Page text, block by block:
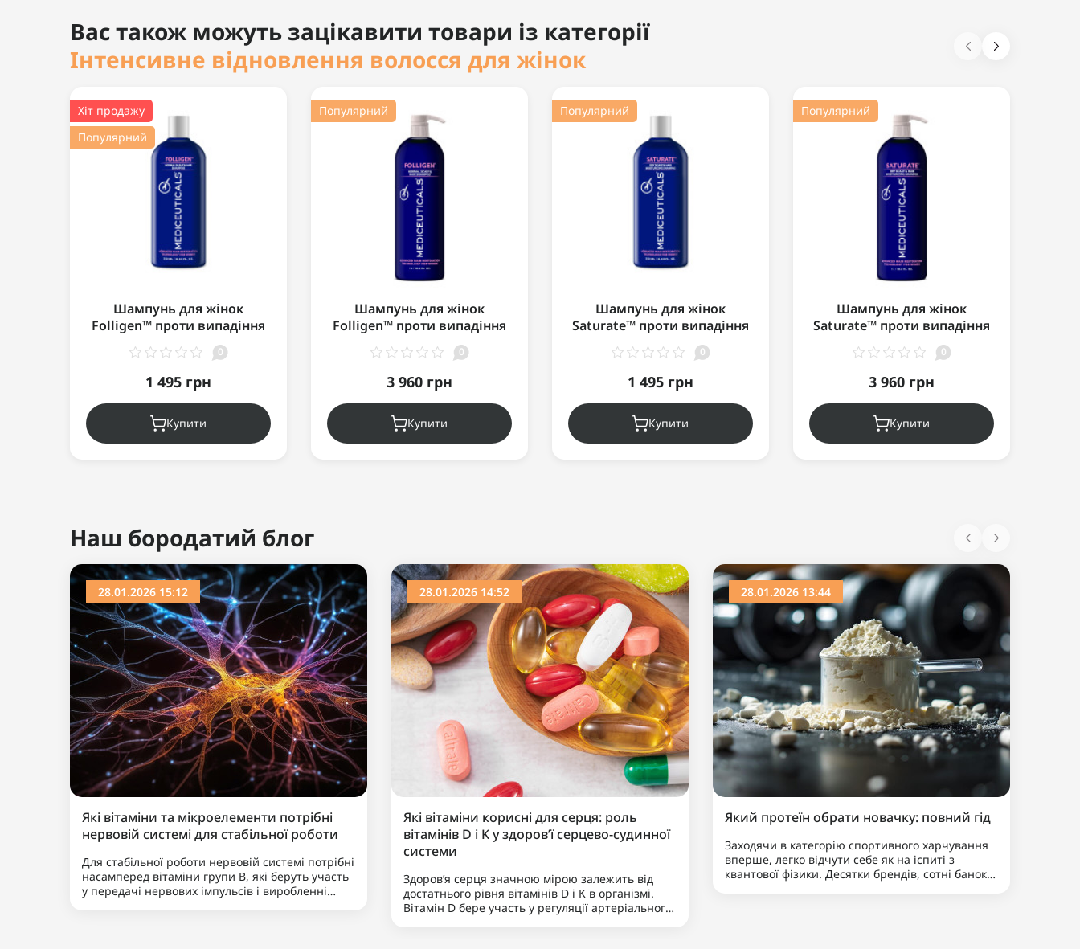
Вас також можуть зацікавити товари із категорії
Інтенсивне відновлення волосся для жінок
Хіт продажу
Популярний
Шампунь для жінок
Folligen™ проти випадіння
волосся (для нормального
волосся/шкіри голови)
250мл
0
1 495 грн
Купити
Популярний
Шампунь для жінок
Folligen™ проти випадіння
волосся (для нормального
волосся/шкіри голови)
1000мл
0
3 960 грн
Купити
Популярний
Шампунь для жінок
Saturate™ проти випадіння
волосся (для сухої шкіри
голови/волосся) 250мл
0
1 495 грн
Купити
Популярний
Шампунь для жінок
Saturate™ проти випадіння
волосся (для сухої шкіри
голови/волосся) 1000мл
0
3 960 грн
Купити
Ви дивилися
Популярний